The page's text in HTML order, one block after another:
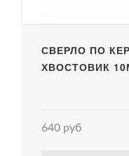
СВЕРЛО ПО
ХВОСТОВИК
640 руб